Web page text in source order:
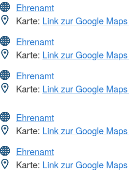
Ehrenamt
Karte: Link zur Google
Ehrenamt
Karte: Link zur Google
Ehrenamt
Karte: Link zur Google
Ehrenamt
Karte: Link zur Google
Ehrenamt
Karte: Link zur Google